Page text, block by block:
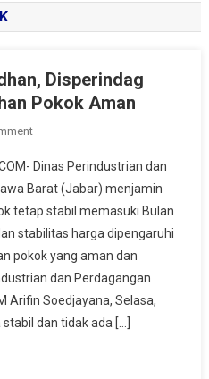
Disperindag
Pokok Aman
On
Bulan
Ramadhan,
Disperindag
Jabar
Jamin
Kebutuhan
Pokok
Aman
Dinas Perindustrian dan
Barat (Jabar) menjamin
tetap stabil memasuki Bulan
stabilitas harga dipengaruhi
pokok yang aman dan
dan Perdagangan
Arifin Soedjayana, Selasa,
dan tidak ada […]